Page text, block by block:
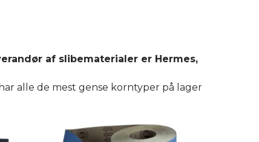
af slibematerialer er Hermes,
alle de mest gense korntyper på lager